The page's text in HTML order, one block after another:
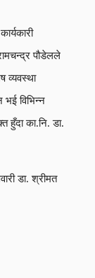
पौडेलले
व्यवस्था
विभिन्न
हुँदा का.नि. डा.
डा. श्रीमत